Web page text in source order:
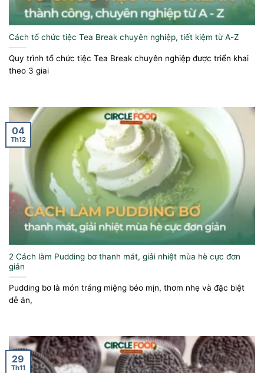
Cách tổ chức tiệc Tea Break chuyên nghiệp, tiết kiệm từ A-Z
Quy trình tổ chức tiệc Tea Break chuyên nghiệp được triển khai
theo 3 giai
2 Cách làm Pudding bơ thanh mát, giải nhiệt mùa hè cực đơn
giản
Pudding bơ là món tráng miệng béo mịn, thơm nhẹ và đặc biệt
dễ ăn,
04
Th12
29
Th11